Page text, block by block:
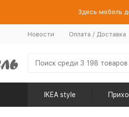
Здесь мебель
Новости Оплата / Доставка
IKEA style